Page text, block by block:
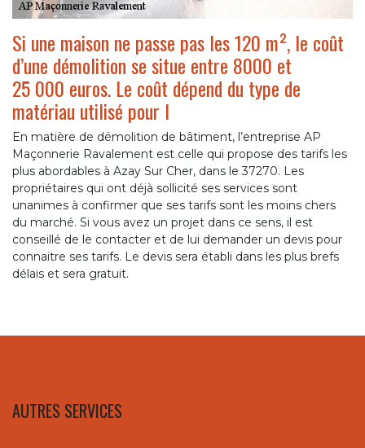
Si une maison ne passe pas les 120 m², le coût
d’une démolition se situe entre 8000 et
25 000 euros. Le coût dépend du type de
matériau utilisé pour l
En matière de démolition de bâtiment, l’entreprise AP
Maçonnerie Ravalement est celle qui propose des tarifs les
plus abordables à Azay Sur Cher, dans le 37270. Les
propriétaires qui ont déjà sollicité ses services sont
unanimes à confirmer que ses tarifs sont les moins chers
du marché. Si vous avez un projet dans ce sens, il est
conseillé de le contacter et de lui demander un devis pour
connaitre ses tarifs. Le devis sera établi dans les plus brefs
délais et sera gratuit.
AUTRES SERVICES